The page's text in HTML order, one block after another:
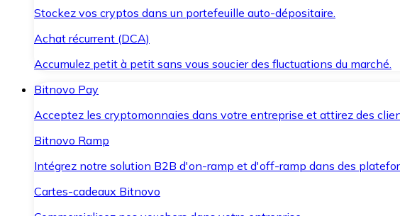
Stockez vos cryptos dans un portefeuille auto-dépositaire.
Achat récurrent (DCA)
Accumulez petit à petit sans vous soucier des fluctuations du marché.
Bitnovo Pay
Acceptez les cryptomonnaies dans votre entreprise et attirez des
Bitnovo Ramp
Intégrez notre solution B2B d'on-ramp et d'off-ramp dans des
Cartes-cadeaux Bitnovo